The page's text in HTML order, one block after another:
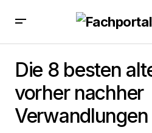
Verwandlungen
Die 8 besten
vorher nachher
Verwandlungen